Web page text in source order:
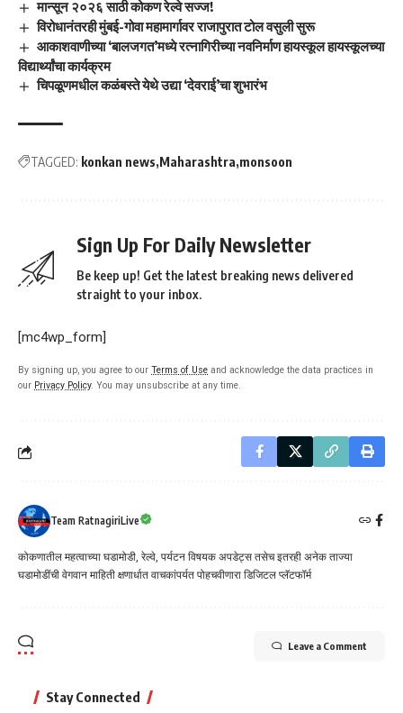
मान्सून २०२६ साठी कोकण रेल्वे सज्ज!
विरोधानंतरही मुंबई-गोवा महामार्गावर राजापुरात टोल वसुली सुरू
आकाशवाणीच्या ‘बालजगत’मध्ये रत्नागिरीच्या नवनिर्माण हायस्कूल हायस्कूलच्या
विद्यार्थ्यांचा कार्यक्रम
चिपळूणमधील कळंबस्ते येथे उद्या ‘देवराई’चा शुभारंभ
TAGGED: konkan news Maharashtra monsoon
Sign Up For Daily Newsletter
Be keep up! Get the latest breaking news delivered
straight to your inbox.
[mc4wp_form]
By signing up, you agree to our Terms of Use and acknowledge the data practices in
our Privacy Policy. You may unsubscribe at any time.
Team RatnagiriLive
कोकणातील महत्वाच्या घडामोडी, रेल्वे, पर्यटन विषयक अपडेट्स तसेच इतरही अनेक ताज्या
घडामोडींची वेगवान माहिती क्षणार्धात वाचकांपर्यत पोहचवीणारा डिजिटल प्लॅटफॉर्म
Leave a Comment
Stay Connected